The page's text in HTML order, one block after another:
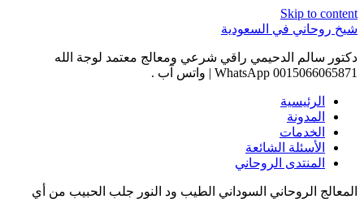
Skip to content
شيخ روحاني في السعودية
دكتور سالم الدحيمي راقي شرعي ومعالج معتمد لوجة الله
0015066065871 WhatsApp | واتس آب .
الرئيسية
المدونة
الخدمات
الأسئلة الشائعة
المنتدى الروحاني
المعالج الروحاني السوداني الطيب ود النور جلب الحبيب من أي